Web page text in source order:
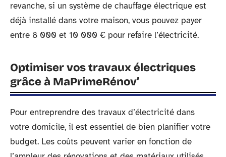
revanche, si un système de chauffage électrique est
déjà installé dans votre maison, vous pouvez payer
entre 8 000 et 10 000 € pour refaire l’électricité.
Optimiser vos travaux électriques
grâce à MaPrimeRénov’
Pour entreprendre des travaux d’électricité dans
votre domicile, il est essentiel de bien planifier votre
budget. Les coûts peuvent varier en fonction de